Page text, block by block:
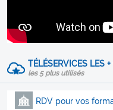
TÉLÉSERVICES LES
les 5 plus utilisés
RDV pour vos